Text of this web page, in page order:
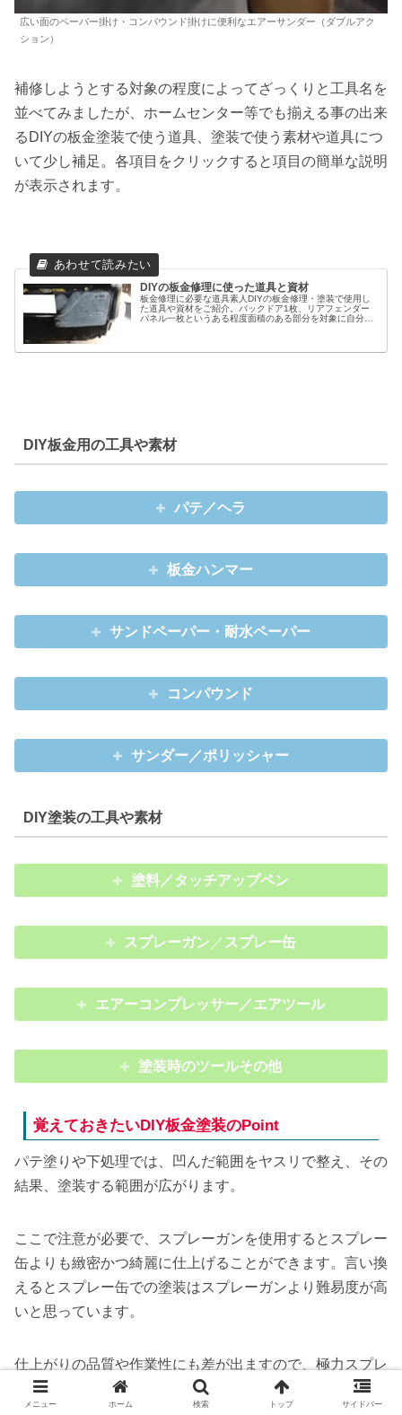
広い面のペーパー掛け・コンパウンド掛けに便利なエアーサンダー（ダブルアク
ション）
補修しようとする対象の程度によってざっくりと工具名を
並べてみましたが、ホームセンター等でも揃える事の出来
るDIYの板金塗装で使う道具、塗装で使う素材や道具につ
いて少し補足。各項目をクリックすると項目の簡単な説明
が表示されます。
DIYの板金修理に使った道具と資材
板金修理に必要な道具素人DIYの板金修理・塗装で使用し
た道具や資材をご紹介。バックドア1枚、リアフェンダー
パネル一枚というある程度面積のある部分を対象に自分で
DIY板金用の工具や素材
パテ／ヘラ
板金ハンマー
サンドペーパー・耐水ペーパー
コンパウンド
サンダー／ポリッシャー
DIY塗装の工具や素材
塗料／タッチアップペン
スプレーガン ／ スプレー缶
エアーコンプレッサー／エアツール
塗装時のツールその他
覚えておきたいDIY板金塗装のPoint
パテ塗りや下処理では、凹んだ範囲をヤスリで整え、その
結果、塗装する範囲が広がります。
ここで注意が必要で、スプレーガンを使用するとスプレー
缶よりも緻密かつ綺麗に仕上げることができます。言い換
えるとスプレー缶での塗装はスプレーガンより難易度が高
いと思っています。
仕上がりの品質や作業性にも差が出ますので、極力スプレ
ーガンの使用をお勧めします。
メニュー ホーム 検索 トップ サイドバー